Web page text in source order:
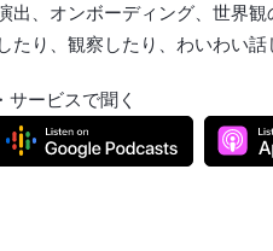
出、オンボーディング、世界
たり、観察したり、わいわい話
ービスで聞く